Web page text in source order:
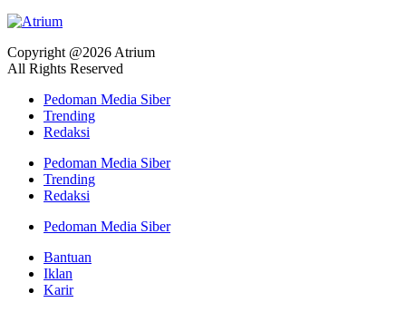
Copyright @2026 Atrium
All Rights Reserved
Pedoman Media Siber
Trending
Redaksi
Pedoman Media Siber
Trending
Redaksi
Pedoman Media Siber
Bantuan
Iklan
Karir